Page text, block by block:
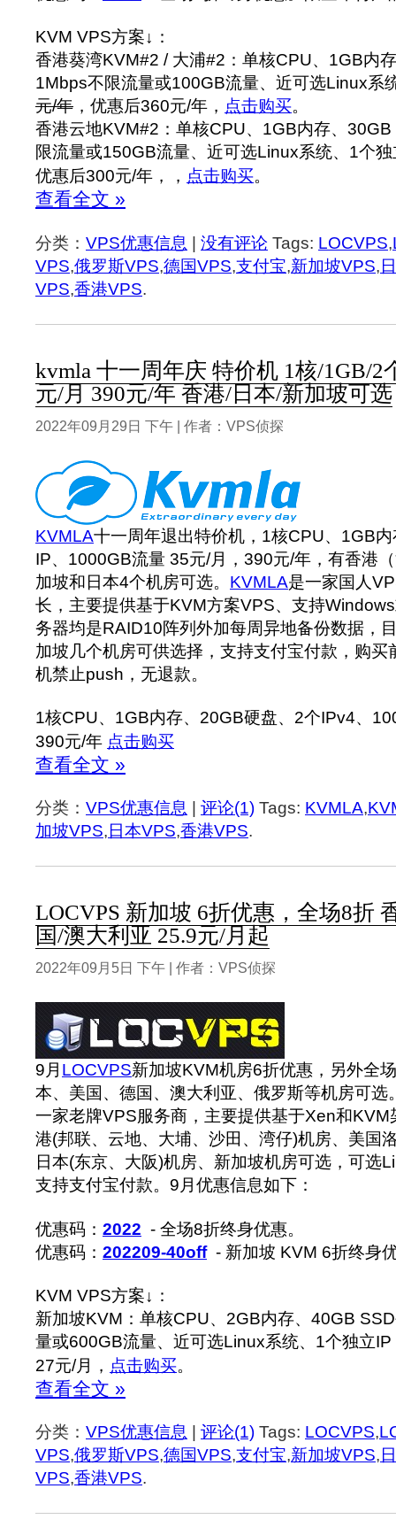
KVM VPS方案↓：
香港葵湾KVM#2 / 大浦#2：单核CPU、1GB内
1Mbps不限流量或100GB流量、近可选Linux系
元/年 ，优惠后360元/年， 点击购买。
香港云地KVM#2：单核CPU、1GB内存、
限流量或150GB流量、近可选Linux系统、1个
优惠后300元/年，， 点击购买。
查看全文 »
分类： VPS优惠信息 | 没有评论 Tags: LOCVPS,
VPS,俄罗斯VPS,德国VPS,支付宝,新加坡VPS,
VPS,香港VPS.
kvmla 十一周年庆 特价机 1核/1GB/2
元/月 390元/年 香港/日本/新加坡可选
2022年09月29日 下午 | 作者：VPS侦探
KVMLA十一周年退出特价机，1核CPU、1GB
IP、1000GB流量 35元/月，390元/年，有香港
加坡和日本4个机房可选。 KVMLA是一家国人
长，主要提供基于KVM方案VPS、支持
务器均是RAID10阵列外加每周异地备份数据，
加坡几个机房可供选择，支持支付宝付款，购买
机禁止push，无退款。
1核CPU、1GB内存、20GB硬盘、2个IPv4、
390元/年 点击购买
查看全文 »
分类： VPS优惠信息 评论(1) Tags: KVMLA,
加坡VPS, 日本VPS,香港VPS.
LOCVPS 新加坡 6折优惠，全场8折
国/澳大利亚 25.9元/月起
2022年09月5日 下午 | 作者：VPS侦探
9月 LOCVPS新加坡KVM机房6折优惠，另外全
本、美国、德国、澳大利亚、俄罗斯等机房可选
一家老牌VPS服务商，主要提供基于Xen和
港(邦联、云地、大埔、沙田、湾仔)机房、美国
日本(东京、大阪)机房、新加坡机房可选，可选
支持支付宝付款。9月优惠信息如下：
优惠码： 2022 - 全场8折终身优惠。
优惠码： 202209-40off- 新加坡 KVM 6折终身
KVM VPS方案↓：
新加坡KVM：单核CPU、2GB内存、40GB
量或600GB流量、近可选Linux系统、1个独立IP
27元/月， 点击购买。
查看全文 »
分类： VPS优惠信息 评论(1) Tags: LOCVPS,
VPS,俄罗斯VPS,德国VPS,支付宝,新加坡VPS,
VPS,香港VPS.